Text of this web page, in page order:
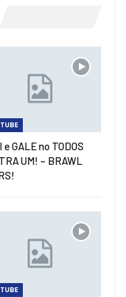
e GALE no TODOS
UM! – BRAWL